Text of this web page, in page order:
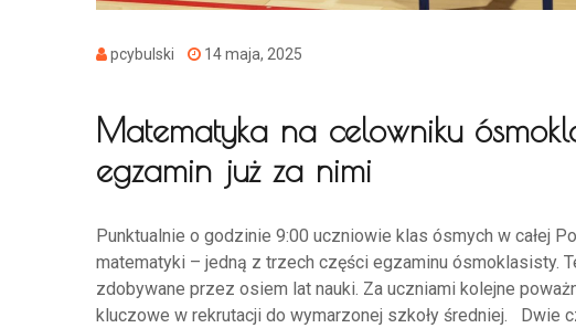
pcybulski 14 maja, 2025
Matematyka na celowniku
egzamin już za nimi
Punktualnie o godzinie 9:00 uczniowie klas ósmych w całej
matematyki – jedną z trzech części egzaminu ósmoklasisty.
zdobywane przez osiem lat nauki. Za uczniami kolejne
kluczowe w rekrutacji do wymarzonej szkoły średniej. Dwie